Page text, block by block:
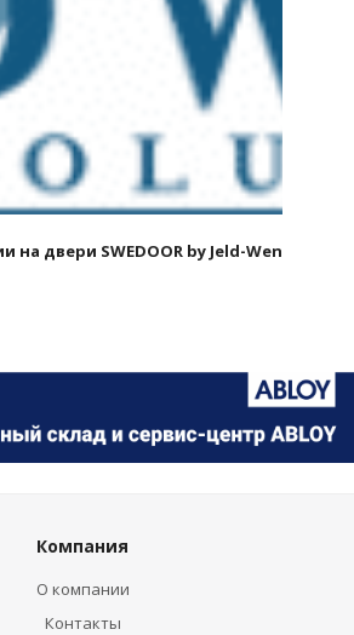
на двери SWEDOOR by Jeld-Wen
Компания
О компании
Контакты